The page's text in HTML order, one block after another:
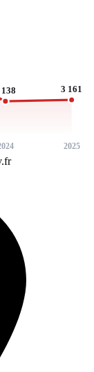
138 3 161
2025